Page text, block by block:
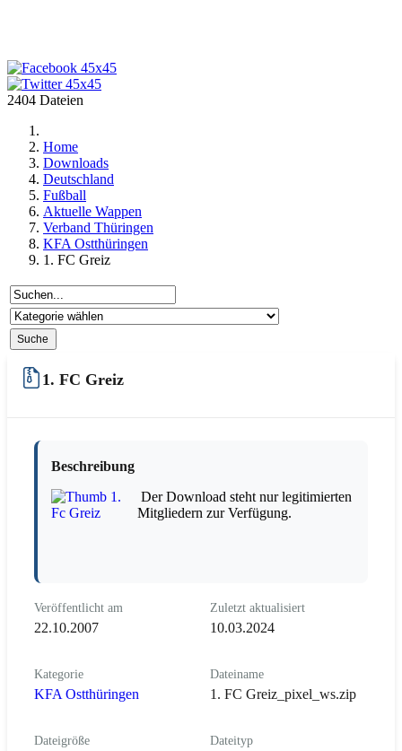
2404 Dateien
Home
Downloads
Deutschland
Fußball
Aktuelle Wappen
Verband Thüringen
KFA Ostthüringen
1. FC Greiz
1. FC Greiz
Beschreibung
Der Download steht nur legitimierten
Mitgliedern zur Verfügung.
Veröffentlicht am
22.10.2007
Zuletzt aktualisiert
10.03.2024
Kategorie
KFA Ostthüringen
Dateiname
1. FC Greiz_pixel_ws.zip
Dateigröße Dateityp